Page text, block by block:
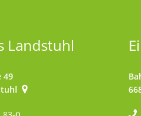
Landstuhl
49